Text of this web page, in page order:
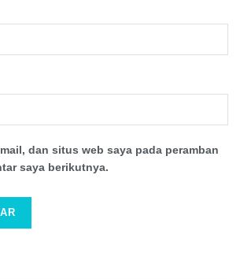
dan situs web saya pada peramban
saya berikutnya.